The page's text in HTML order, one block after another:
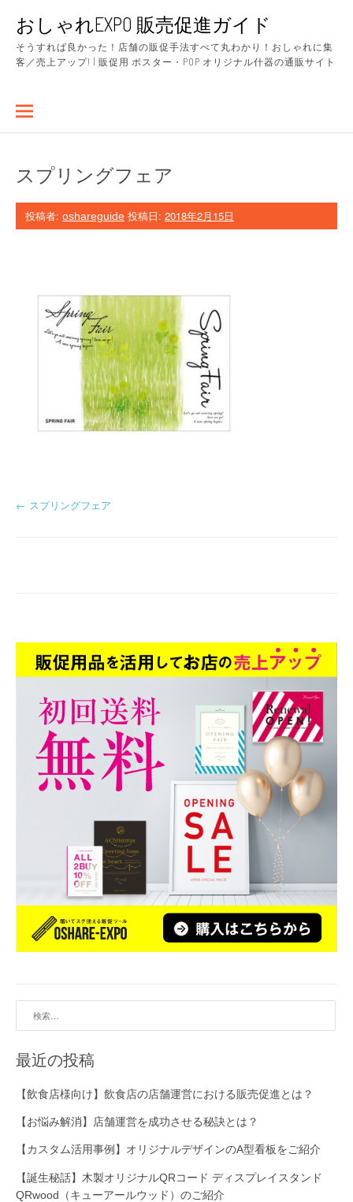
ッ
おしゃれEXPO 販売促進ガイド
そうすれば良かった！店舗の販促手法すべて丸わかり！おしゃれに集
客／売上アップ! | 販促用 ポスター・POP オリジナル什器の通販サイト
スプリングフェア
投稿者: oshareguide 投稿日: 2018年2月15日
投
ー
シ
ョ
← スプリングフェア
最近の投稿
【飲食店様向け】飲食店の店舗運営における販売促進とは？
【お悩み解消】店舗運営を成功させる秘訣とは？
【カスタム活用事例】オリジナルデザインのA型看板をご紹介
【誕生秘話】木製オリジナルQRコード ディスプレイスタンド
QRwood（キューアールウッド）のご紹介